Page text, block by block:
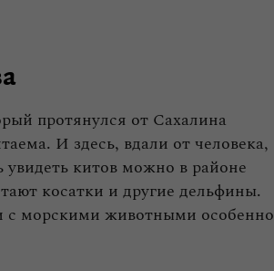
протянулся от Сахалина
И здесь, вдали от человека,
увидеть китов можно в районе
косатки и другие дельфины.
с морскими животными особенно